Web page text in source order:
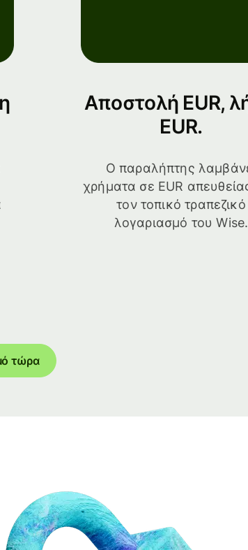
Αποστολή EUR,
EUR.
Ο παραλήπτης
χρήματα σε EUR
τον τοπικό τραπεζικό
λογαριασμό του Wise.
τώρα